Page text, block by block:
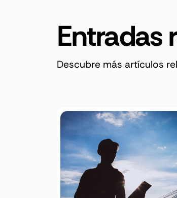
Entradas
Descubre más artículos